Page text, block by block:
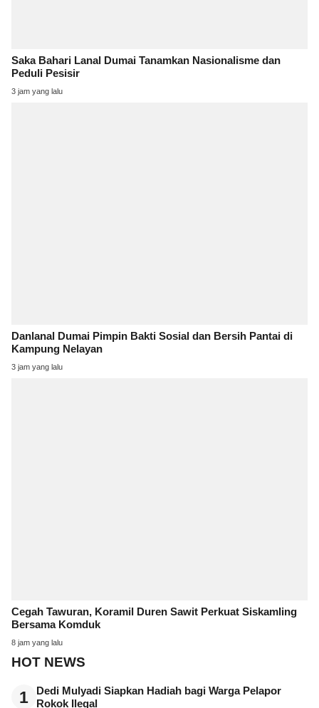
Saka Bahari Lanal Dumai Tanamkan Nasionalisme dan
Peduli Pesisir
3 jam yang lalu
Danlanal Dumai Pimpin Bakti Sosial dan Bersih Pantai di
Kampung Nelayan
3 jam yang lalu
Cegah Tawuran, Koramil Duren Sawit Perkuat Siskamling
Bersama Komduk
8 jam yang lalu
HOT NEWS
1
Dedi Mulyadi Siapkan Hadiah bagi Warga Pelapor
Rokok Ilegal